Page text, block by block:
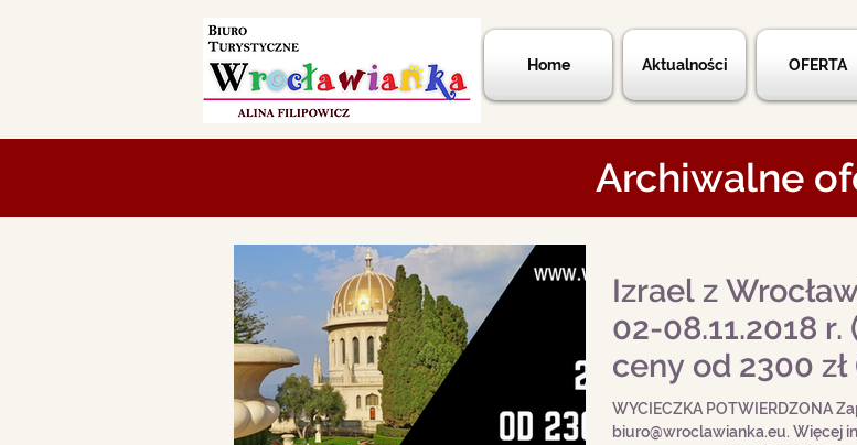
Home Aktualności OFERTA
Archiwalne
Izrael z
02-08.11.2018 r. (7 dni) -
ceny od 2300 zł
biletu
WYCIECZKA POTWIERDZONA
biuro@wroclawianka.eu. Więcej